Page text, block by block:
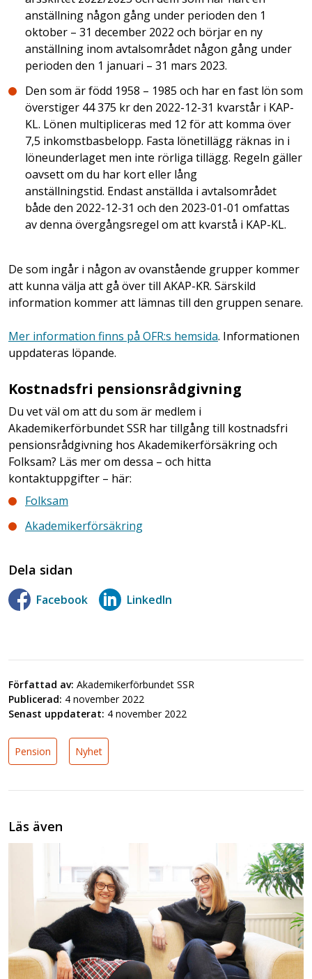
anställning någon gång under perioden den 1
oktober – 31 december 2022 och börjar en ny
anställning inom avtalsområdet någon gång under
perioden den 1 januari – 31 mars 2023.
Den som är född 1958 – 1985 och har en fast lön som
överstiger 44 375 kr den 2022-12-31 kvarstår i KAP-
KL. Lönen multipliceras med 12 för att komma över
7,5 inkomstbasbelopp. Fasta lönetillägg räknas in i
löneunderlaget men inte rörliga tillägg. Regeln gäller
oavsett om du har kort eller lång
anställningstid. Endast anställda i avtalsområdet
både den 2022-12-31 och den 2023-01-01 omfattas
av denna övergångsregel om att kvarstå i KAP-KL.
De som ingår i någon av ovanstående grupper kommer
att kunna välja att gå över till AKAP-KR. Särskild
information kommer att lämnas till den gruppen senare.
Mer information finns på OFR:s hemsida. Informationen
uppdateras löpande.
Kostnadsfri pensionsrådgivning
Du vet väl om att du som är medlem i
Akademikerförbundet SSR har tillgång till kostnadsfri
pensionsrådgivning hos Akademikerförsäkring och
Folksam? Läs mer om dessa – och hitta
kontaktuppgifter – här:
Folksam
Akademikerförsäkring
Dela sidan
Facebook LinkedIn
Författad av: Akademikerförbundet SSR
Publicerad: 4 november 2022
Senast uppdaterat: 4 november 2022
Pension Nyhet
Läs även